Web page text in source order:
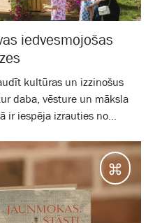
iedvesmojošas
kultūras un izzinošus
daba, vēsture un māksla
ir iespēja izrauties no...